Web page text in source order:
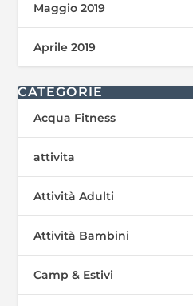
Maggio 2019
Aprile 2019
CATEGORIE
Acqua Fitness
attivita
Attività Adulti
Attività Bambini
Camp & Estivi